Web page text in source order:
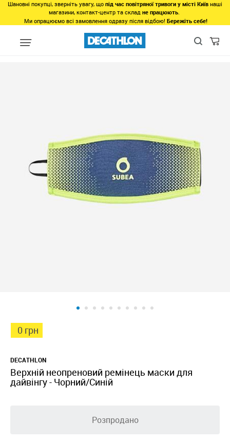
Шановні покупці, зверніть увагу, що під час повітряної тривоги у місті Київ наші
магазини, контакт-центр та склад не працюють.
Ми опрацюємо всі замовлення одразу після відбою! Бережіть себе!
Види спорту Водні види спорту Дайвінг та снорклінг
0 грн
DECATHLON
Верхній неопреновий ремінець маски для
дайвінгу - Чорний/Синій
Розпродано